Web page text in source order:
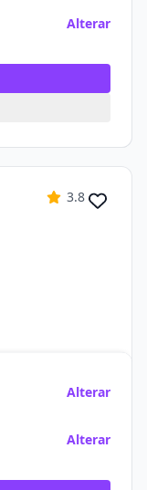
Alterar
3.8
Alterar
Alterar